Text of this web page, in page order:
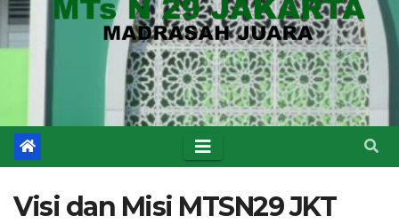
Visi dan Misi MTSN29 JKT